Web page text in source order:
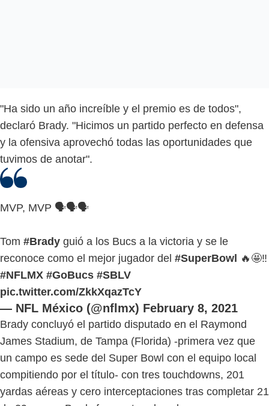
"Ha sido un año increíble y el premio es de todos",
declaró Brady. "Hicimos un partido perfecto en defensa
y la ofensiva aprovechó todas las oportunidades que
tuvimos de anotar".
MVP, MVP 🗣🗣🗣
Tom #Brady guió a los Bucs a la victoria y se le
reconoce como el mejor jugador del #SuperBowl 🔥🤩‼️
#NFLMX #GoBucs #SBLV
pic.twitter.com/ZkkXqazTcY
— NFL México (@nflmx) February 8, 2021
Brady concluyó el partido disputado en el Raymond
James Stadium, de Tampa (Florida) -primera vez que
un campo es sede del Super Bowl con el equipo local
compitiendo por el título- con tres touchdowns, 201
yardas aéreas y cero interceptaciones tras completar 21